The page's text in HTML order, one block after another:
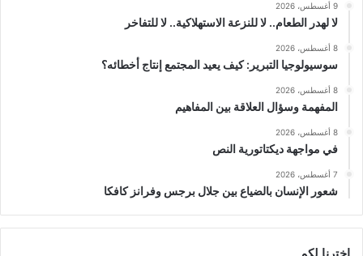
9 أغسطس، 2026
لا لهدر الطعام.. لا للنزعة الاستهلاكية.. لا للتفاخر
8 أغسطس، 2026
سوسيولوجيا التبرير: كيف يعيد المجتمع إنتاج أخطائه؟
8 أغسطس، 2026
المفهمة وسؤال العلاقة بين المفاهيم
8 أغسطس، 2026
في مواجهة ديكتاتورية النص
7 أغسطس، 2026
شعور الإنسان بالضياع بين جلال برجس وفرانز كافكا